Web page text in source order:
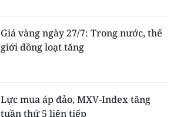
Giá vàng ngày 27/7: Trong nước, thế
giới đồng loạt tăng
Lực mua áp đảo, MXV-Index tăng
tuần thứ 5 liên tiếp